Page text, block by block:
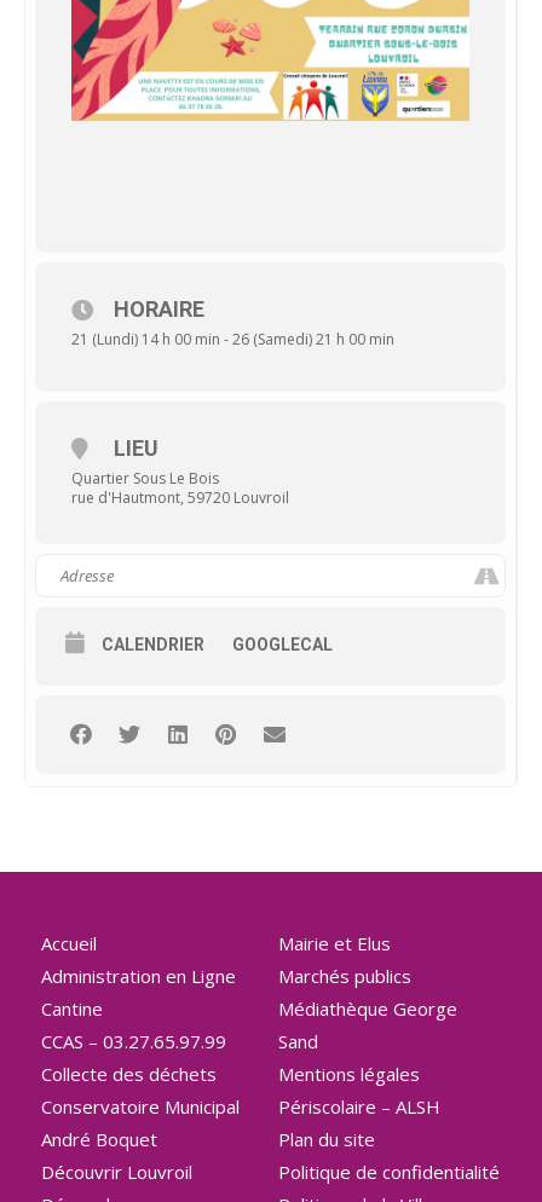
HORAIRE
21 (Lundi) 14 h 00 min - 26 (Samedi) 21 h 00 min
LIEU
Quartier Sous Le Bois
rue d'Hautmont, 59720 Louvroil
CALENDRIER GOOGLECAL
Accueil
Administration en Ligne
Cantine
CCAS – 03.27.65.97.99
Collecte des déchets
Conservatoire Municipal
André Boquet
Découvrir Louvroil
Mairie et Elus
Marchés publics
Médiathèque George
Sand
Mentions légales
Périscolaire – ALSH
Plan du site
Politique de confidentialité